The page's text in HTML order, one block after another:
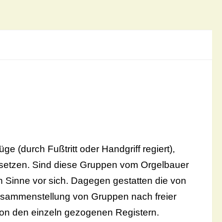
(durch Fußtritt oder Handgriff regiert),
Sind diese Gruppen vom Orgelbauer
vor sich. Dagegen gestatten die von
von Gruppen nach freier
den einzeln gezogenen Registern.